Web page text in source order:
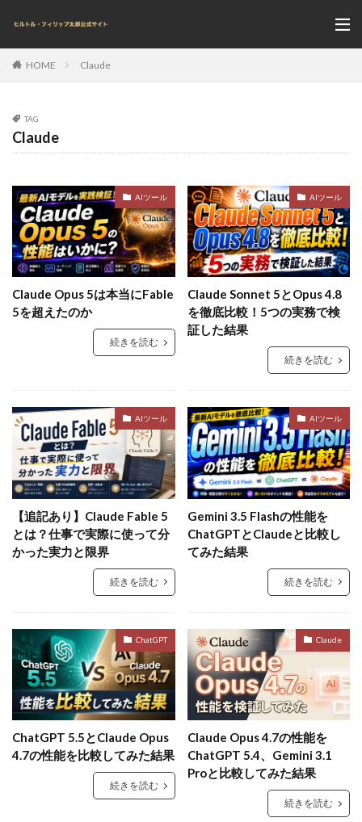
HOME Claude
TAG
Claude
AIツール
Claude Opus 5は本当にFable
5を超えたのか
続きを読む
AIツール
Claude Sonnet 5とOpus 4.8
を徹底比較！5つの実務で検
証した結果
続きを読む
AIツール
【追記あり】Claude Fable 5
とは？仕事で実際に使って分
かった実力と限界
続きを読む
AIツール
Gemini 3.5 Flashの性能を
ChatGPTとClaudeと比較し
てみた結果
続きを読む
ChatGPT
ChatGPT 5.5とClaude Opus
4.7の性能を比較してみた結果
続きを読む
Claude
Claude Opus 4.7の性能を
ChatGPT 5.4、Gemini 3.1
Proと比較してみた結果
続きを読む